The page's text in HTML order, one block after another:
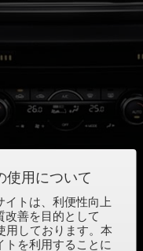
使用について
イトは、利便性向上
改善を目的として
用しております。本
トを利用することに